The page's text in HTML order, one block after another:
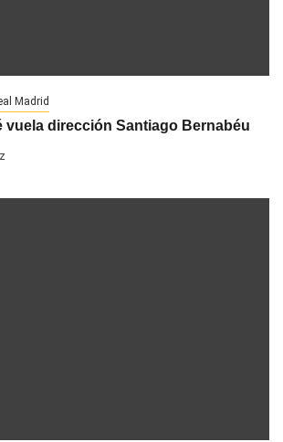
Madrid
vuela dirección Santiago Bernabéu